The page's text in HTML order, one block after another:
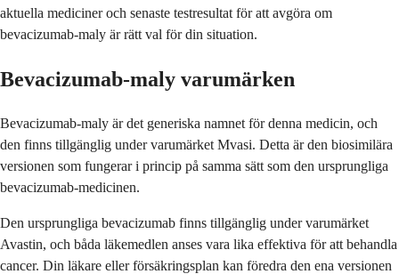
aktuella mediciner och senaste testresultat för att avgöra om
bevacizumab-maly är rätt val för din situation.
Bevacizumab-maly varumärken
Bevacizumab-maly är det generiska namnet för denna medicin, och
den finns tillgänglig under varumärket Mvasi. Detta är den biosimilära
versionen som fungerar i princip på samma sätt som den ursprungliga
bevacizumab-medicinen.
Den ursprungliga bevacizumab finns tillgänglig under varumärket
Avastin, och båda läkemedlen anses vara lika effektiva för att behandla
cancer. Din läkare eller försäkringsplan kan föredra den ena versionen